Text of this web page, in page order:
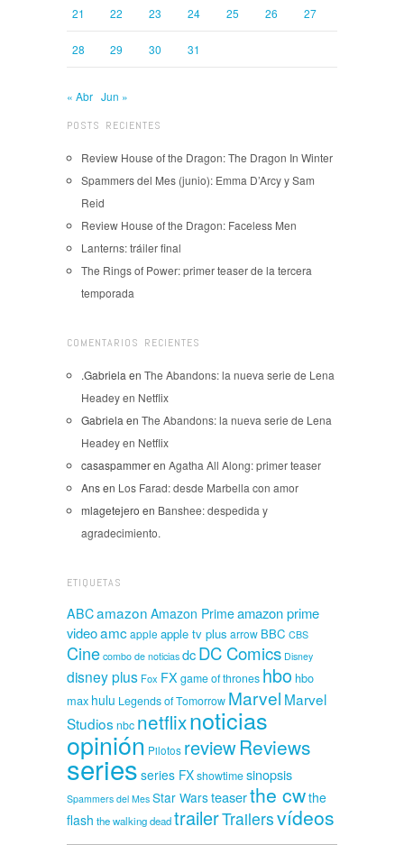
21 22 23 24 25 26 27
28 29 30 31
« Abr Jun »
POSTS RECIENTES
Review House of the Dragon: The Dragon In Winter
Spammers del Mes (junio): Emma D’Arcy y Sam
Reid
Review House of the Dragon: Faceless Men
Lanterns: tráiler final
The Rings of Power: primer teaser de la tercera
temporada
COMENTARIOS RECIENTES
.Gabriela en The Abandons: la nueva serie de Lena
Headey en Netflix
Gabriela en The Abandons: la nueva serie de Lena
Headey en Netflix
casaspammeren Agatha All Along: primer teaser
Ansen Los Farad: desde Marbella con amor
mlagetejero en Banshee: despedida y
agradecimiento.
ETIQUETAS
ABCamazon Amazon Primeamazon prime
videoamcapple apple tv plus arrow BBC CBS
Cine combo de noticias dcDC Comics Disney
disney plus Fox FX game of thrones hbo hbo
max hulu Legends of Tomorrow Marvel Marvel
Studios nbc netflixnoticias
opinión Pilotos reviewReviews
series series FXshowtimesinopsis
Spammers del Mes Star Warsteaserthe cwthe
flash the walking deadtrailerTrailersvídeos